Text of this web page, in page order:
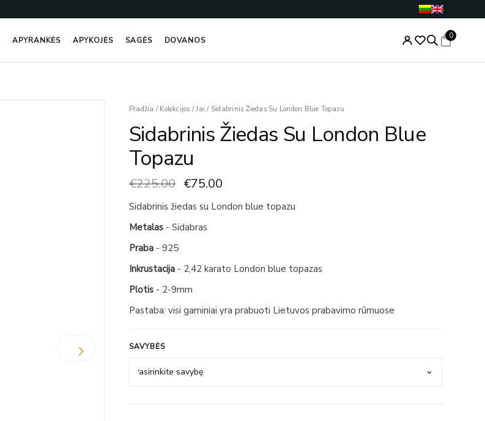
APYRANKĖS APYKOJĖS SAGĖS DOVANOS 0
Pradžia / Kolekcijos / Jai /Sidabrinis Žiedas Su London Blue Topazu
Sidabrinis Žiedas Su London Blue
Topazu
€225.00
Original
was:
€75.00
Current
price
is:
Sidabrinis žiedas su London blue topazu
Metalas- Sidabras
Praba- 925
Inkrustacija- 2,42 karato London blue topazas
Plotis- 2-9mm
Pastaba: visi gaminiai yra prabuoti Lietuvos prabavimo rūmuose
SAVYBĖS